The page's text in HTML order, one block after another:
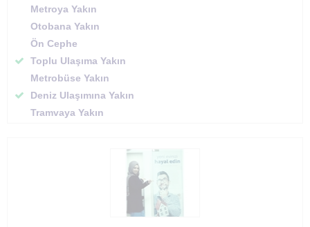
Metroya Yakın
Otobana Yakın
Ön Cephe
Toplu Ulaşıma Yakın
Metrobüse Yakın
Deniz Ulaşımına Yakın
Tramvaya Yakın